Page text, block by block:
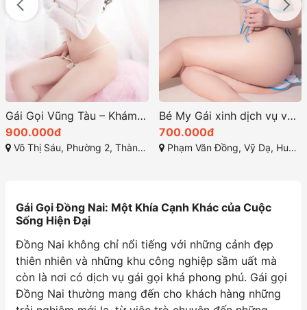
Bé My Gái xinh dịch vụ với chất lượng tuyệt hảo
700.000đ
Phạm Văn Đồng, Vỹ Dạ, Huế, Thừa Thiên Huế
Mỹ Anh Gái Gọi Bà Rịa Cực Kỳ Hấp Dẫn
400.000đ
Nguyễn Văn Trỗi, phường Phước Hưng, Bà Rịa, Bà Rịa - Vũng Tàu
Gái Gọi Đồng Nai: Một Khía Cạnh Khác của Cuộc
Sống Hiện Đại
Đồng Nai không chỉ nổi tiếng với những cảnh đẹp
thiên nhiên và những khu công nghiệp sầm uất mà
còn là nơi có dịch vụ gái gọi khá phong phú. Gái gọi
Đồng Nai thường mang đến cho khách hàng những